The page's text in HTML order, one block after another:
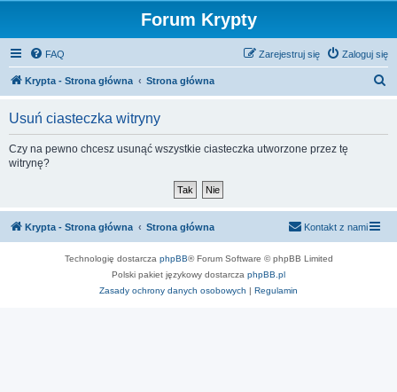
Forum Krypty
FAQ Zaloguj się
Zarejestruj się
Krypta - Strona główna Strona główna
Usuń ciasteczka witryny
Czy na pewno chcesz usunąć wszystkie ciasteczka utworzone przez tę
witrynę?
Krypta - Strona główna Strona główna Kontakt z nami
Technologię dostarcza phpBB® Forum Software © phpBB Limited
Polski pakiet językowy dostarcza phpBB.pl
Zasady ochrony danych osobowych | Regulamin